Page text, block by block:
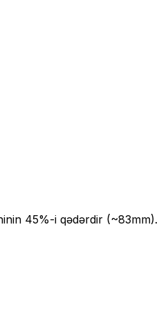
45%-i qədərdir (~83mm).